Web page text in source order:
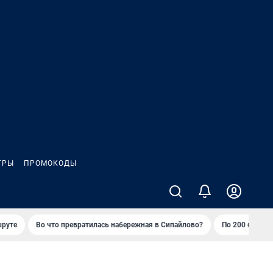
ПРОМОКОДЫ
Во что превратилась набережная в Сипайлово? По 200